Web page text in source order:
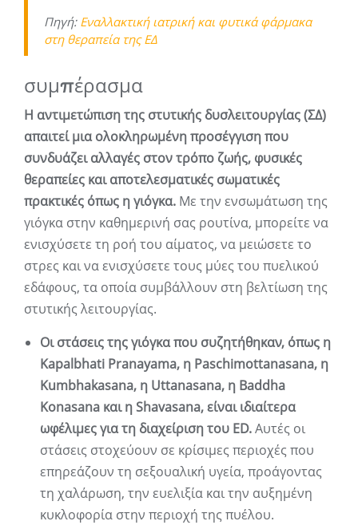
Πηγή: Εναλλακτική ιατρική και φυτικά φάρμακα
στη θεραπεία της ΕΔ
συμπέρασμα
Η αντιμετώπιση της στυτικής δυσλειτουργίας (ΣΔ)
απαιτεί μια ολοκληρωμένη προσέγγιση που
συνδυάζει αλλαγές στον τρόπο ζωής, φυσικές
θεραπείες και αποτελεσματικές σωματικές
πρακτικές όπως η γιόγκα. Με την ενσωμάτωση της
γιόγκα στην καθημερινή σας ρουτίνα, μπορείτε να
ενισχύσετε τη ροή του αίματος, να μειώσετε το
στρες και να ενισχύσετε τους μύες του πυελικού
εδάφους, τα οποία συμβάλλουν στη βελτίωση της
στυτικής λειτουργίας.
Οι στάσεις της γιόγκα που συζητήθηκαν, όπως η
Kapalbhati Pranayama, η Paschimottanasana, η
Kumbhakasana, η Uttanasana, η Baddha
Konasana και η Shavasana, είναι ιδιαίτερα
ωφέλιμες για τη διαχείριση του ED.Αυτές οι
στάσεις στοχεύουν σε κρίσιμες περιοχές που
επηρεάζουν τη σεξουαλική υγεία, προάγοντας
τη χαλάρωση, την ευελιξία και την αυξημένη
κυκλοφορία στην περιοχή της πυέλου.